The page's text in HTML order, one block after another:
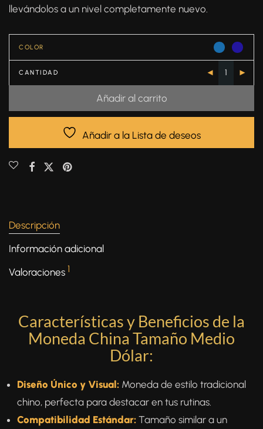
llevándolos a un nivel completamente nuevo.
COLOR
CANTIDAD
Añadir al carrito
Añadir a la Lista de deseos
Descripción
Información adicional
Valoraciones 1
Características y Beneficios de la
Moneda China Tamaño Medio
Dólar:
Diseño Único y Visual: Moneda de estilo tradicional
chino, perfecta para destacar en tus rutinas.
Compatibilidad Estándar: Tamaño similar a un